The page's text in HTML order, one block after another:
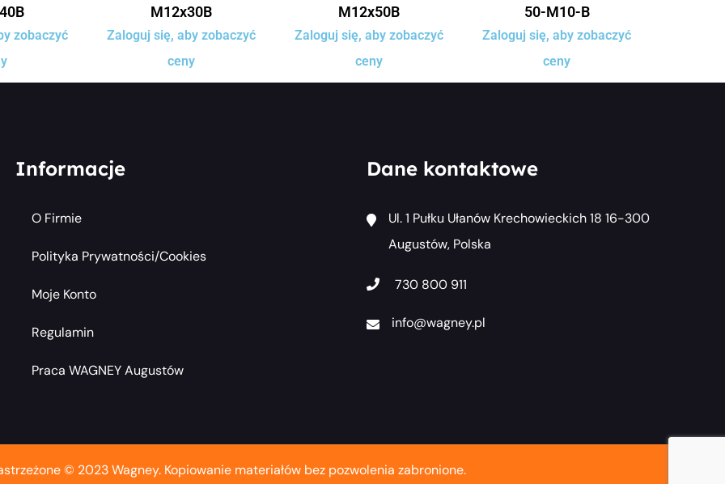
zobaczyć
M12x30B
Zaloguj się, aby zobaczyć
ceny
M12x50B
Zaloguj się, aby zobaczyć
ceny
50-M10-B
Zaloguj się, aby zobaczyć
ceny
Informacje
O Firmie
Polityka Prywatności/cookies
Moje Konto
Regulamin
Praca WAGNEY Augustów
Dane kontaktowe
Ul. 1 Pułku Ułanów Krechowieckich 18 16-300
Augustów, Polska
730 800 911
info@wagney.pl
© 2023 Wagney. Kopiowanie materiałów bez pozwolenia zabronione.